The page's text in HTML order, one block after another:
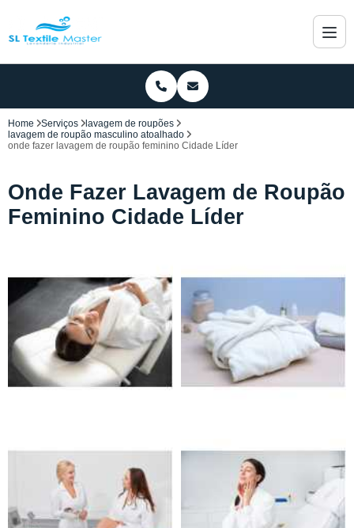
Home Serviços
lavagem de roupões
lavagem de roupão masculino atoalhado
onde fazer lavagem de roupão feminino Cidade Líder
Onde Fazer Lavagem de Roupão
Feminino Cidade Líder